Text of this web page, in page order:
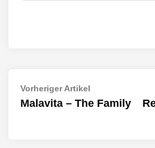
Beitragsnavigation
Vorheriger Artikel
Artikel:
Malavita – The Family